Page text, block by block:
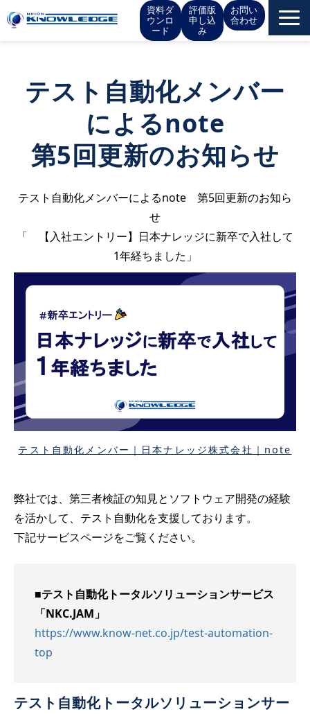
資料ダ
ウンロ
ード
評価版
申し込
み
お問い
合わせ
お役立ち情報
採用情報
テスト自動化メンバー
によるnote
第5回更新のお知らせ
テスト自動化メンバーによるnote 第5回更新のお知ら
せ
「 【入社エントリー】日本ナレッジに新卒で入社して
1年経ちました 」
テスト自動化メンバー｜日本ナレッジ株式会社｜note
弊社では、第三者検証の知見とソフトウェア開発の経験
を活かして、テスト自動化を支援しております。
下記サービスページをご覧ください。
■テスト自動化トータルソリューションサービス
「NKC.JAM」
https://www.know-net.co.jp/test-automation-
top
テスト自動化トータルソリューションサー